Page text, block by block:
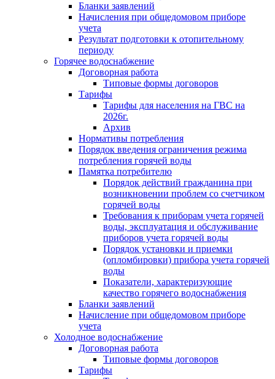
Бланки заявлений
Начисления при общедомовом приборе
учета
Результат подготовки к отопительному
периоду
Горячее водоснабжение
Договорная работа
Типовые формы договоров
Тарифы
Тарифы для населения на ГВС на
2026г.
Архив
Нормативы потребления
Порядок введения ограничения режима
потребления горячей воды
Памятка потребителю
Порядок действий гражданина при
возникновении проблем со счетчиком
горячей воды
Требования к приборам учета горячей
воды, эксплуатация и обслуживание
приборов учета горячей воды
Порядок установки и приемки
(опломбировки) прибора учета горячей
воды
Показатели, характеризующие
качество горячего водоснабжения
Бланки заявлений
Начисление при общедомовом приборе
учета
Холодное водоснабжение
Договорная работа
Типовые формы договоров
Тарифы